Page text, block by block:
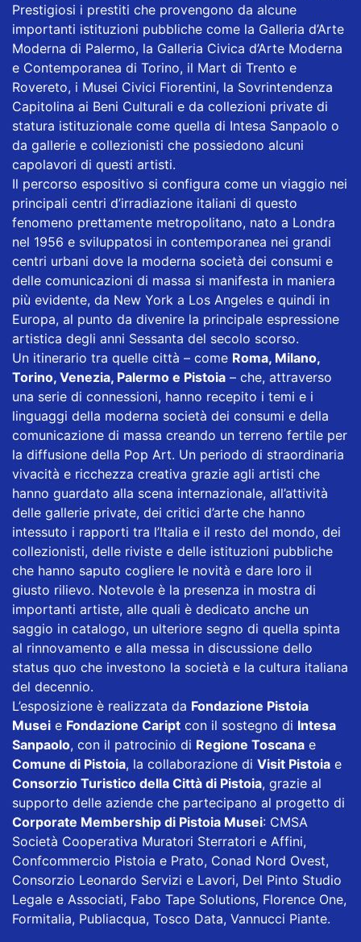
Prestigiosi i prestiti che provengono da alcune
importanti istituzioni pubbliche come la Galleria d’Arte
Moderna di Palermo, la Galleria Civica d’Arte Moderna
e Contemporanea di Torino, il Mart di Trento e
Rovereto, i Musei Civici Fiorentini, la Sovrintendenza
Capitolina ai Beni Culturali e da collezioni private di
statura istituzionale come quella di Intesa Sanpaolo o
da gallerie e collezionisti che possiedono alcuni
capolavori di questi artisti.
Il percorso espositivo si configura come un viaggio nei
principali centri d’irradiazione italiani di questo
fenomeno prettamente metropolitano, nato a Londra
nel 1956 e sviluppatosi in contemporanea nei grandi
centri urbani dove la moderna società dei consumi e
delle comunicazioni di massa si manifesta in maniera
più evidente, da New York a Los Angeles e quindi in
Europa, al punto da divenire la principale espressione
artistica degli anni Sessanta del secolo scorso.
Un itinerario tra quelle città – come Roma, Milano,
Torino, Venezia, Palermo e Pistoia – che, attraverso
una serie di connessioni, hanno recepito i temi e i
linguaggi della moderna società dei consumi e della
comunicazione di massa creando un terreno fertile per
la diffusione della Pop Art. Un periodo di straordinaria
vivacità e ricchezza creativa grazie agli artisti che
hanno guardato alla scena internazionale, all’attività
delle gallerie private, dei critici d’arte che hanno
intessuto i rapporti tra l’Italia e il resto del mondo, dei
collezionisti, delle riviste e delle istituzioni pubbliche
che hanno saputo cogliere le novità e dare loro il
giusto rilievo. Notevole è la presenza in mostra di
importanti artiste, alle quali è dedicato anche un
saggio in catalogo, un ulteriore segno di quella spinta
al rinnovamento e alla messa in discussione dello
status quo che investono la società e la cultura italiana
del decennio.
L’esposizione è realizzata da Fondazione Pistoia
Musei e Fondazione Caript con il sostegno di Intesa
Sanpaolo, con il patrocinio di Regione Toscana e
Comune di Pistoia, la collaborazione di Visit Pistoia e
Consorzio Turistico della Città di Pistoia, grazie al
supporto delle aziende che partecipano al progetto di
Corporate Membership di Pistoia Musei: CMSA
Società Cooperativa Muratori Sterratori e Affini,
Confcommercio Pistoia e Prato, Conad Nord Ovest,
Consorzio Leonardo Servizi e Lavori, Del Pinto Studio
Legale e Associati, Fabo Tape Solutions, Florence One,
Formitalia, Publiacqua, Tosco Data, Vannucci Piante.